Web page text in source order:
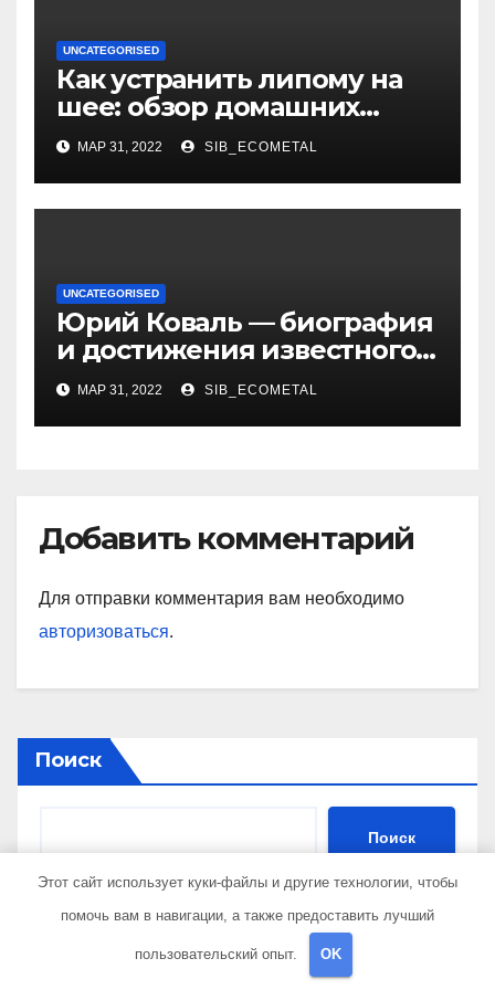
UNCATEGORISED
Как устранить липому на
шее: обзор домашних
методов лечения
МАР 31, 2022 SIB_ECOMETAL
UNCATEGORISED
Юрий Коваль — биография
и достижения известного
украинского дизайнера
МАР 31, 2022 SIB_ECOMETAL
Добавить комментарий
Для отправки комментария вам необходимо
авторизоваться.
Поиск
Поиск
Последние публикации
Этот сайт использует куки-файлы и другие технологии, чтобы
помочь вам в навигации, а также предоставить лучший
пользовательский опыт. OK